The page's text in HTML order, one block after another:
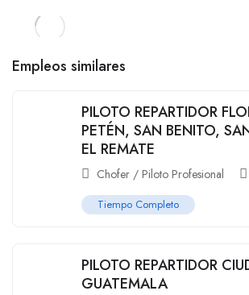
Empleos similares
PILOTO REPARTIDOR
PETÉN, SAN BENITO,
EL REMATE
Chofer / Piloto Profesional
Tiempo Completo
PILOTO REPARTIDOR
GUATEMALA